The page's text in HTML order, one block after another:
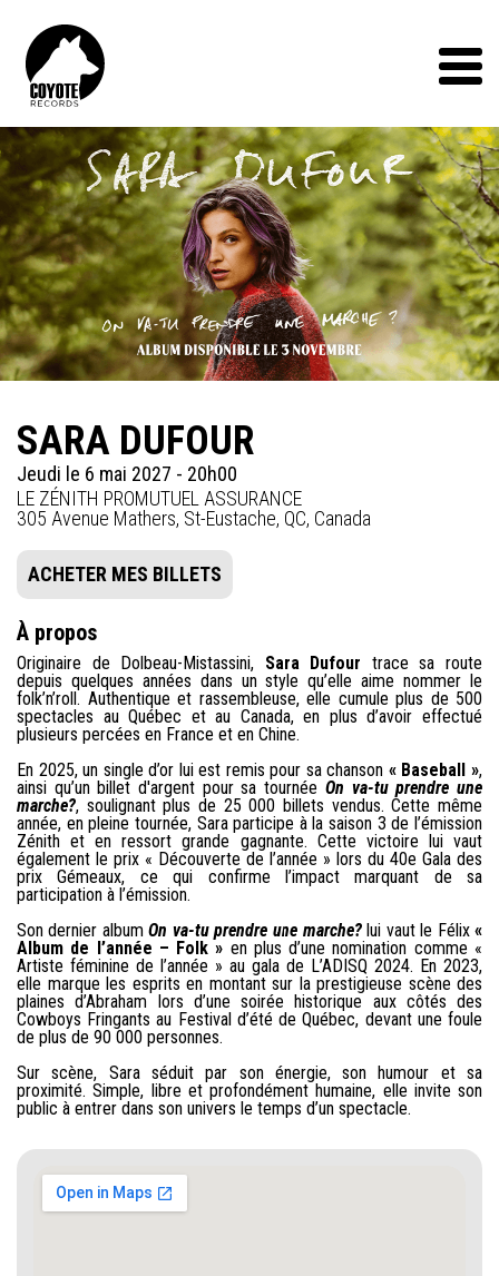
Records
Menu
SARA DUFOUR
Jeudi le 6 mai 2027 - 20h00
LE ZÉNITH PROMUTUEL ASSURANCE
305 Avenue Mathers, St-Eustache, QC, Canada
ACHETER MES BILLETS
À propos
Originaire de Dolbeau-Mistassini, Sara Dufour trace sa route
depuis quelques années dans un style qu’elle aime nommer le
folk’n’roll. Authentique et rassembleuse, elle cumule plus de 500
spectacles au Québec et au Canada, en plus d’avoir effectué
plusieurs percées en France et en Chine.
En 2025, un single d’or lui est remis pour sa chanson « Baseball »,
ainsi qu’un billet d'argent pour sa tournée On va-tu prendre une
marche?, soulignant plus de 25 000 billets vendus. Cette même
année, en pleine tournée, Sara participe à la saison 3 de l’émission
Zénith et en ressort grande gagnante. Cette victoire lui vaut
également le prix « Découverte de l’année » lors du 40e Gala des
prix Gémeaux, ce qui confirme l’impact marquant de sa
participation à l’émission.
Son dernier albumOn va-tu prendre une marche?lui vaut le Félix«
Album de l’année – Folk » en plus d’une nomination comme «
Artiste féminine de l’année » au gala de L’ADISQ 2024. En 2023,
elle marque les esprits en montant sur la prestigieuse scène des
plaines d’Abraham lors d’une soirée historique aux côtés des
Cowboys Fringants au Festival d’été de Québec, devant une foule
de plus de 90 000 personnes.
Sur scène, Sara séduit par son énergie, son humour et sa
proximité. Simple, libre et profondément humaine, elle invite son
public à entrer dans son univers le temps d’un spectacle.